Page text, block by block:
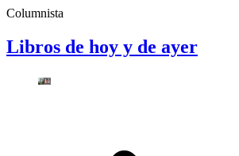
Columnista
Libros de hoy y de ayer